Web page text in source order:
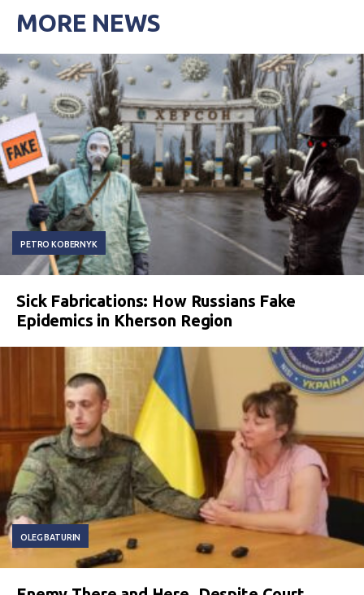
MORE NEWS
PETRO KOBERNYK
Sick Fabrications: How Russians Fake
Epidemics in Kherson Region
OLEG BATURIN